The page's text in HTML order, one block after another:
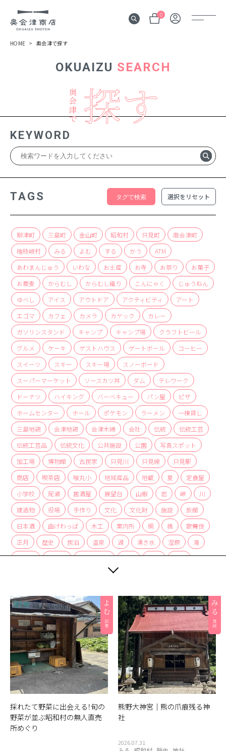
0
伝言板
みる
よむ
記事
する
体験
かう
商品
検索
ABOUT
相談窓口
アクセス
お問い合わせ
OKUAIZU SEARCH
HOME 奥会津で探す
KEYWORD
TAGS 選択をリセット
柳津町 三島町 金山町 昭和村 只見町
南会津町
檜枝岐村
みる よむ する かう
ATM
あわまんじゅう
いわな お土産 お寺 お祭り
お菓子
お蕎麦
からむし からむし織り こんにゃく
じゅうねん
ゆべし
アイス アウトドア アクティビティ
アート
エゴマ
カフェ カメラ カヤック
カレー
ガソリンスタンド
キャンプ キャンプ場
クラフトビール
グルメ
ケーキ ゲストハウス ゲートボール
コーヒー
スイーツ
スキー スキー場
スノーボード
スーパーマーケット
ソースカツ丼 ダム
テレワーク
ドーナツ
ハイキング バーベキュー パン屋
ピザ
ホームセンター
ホール ポケモン ラーメン
一棟貸し
三島地鶏
会津地鶏 会津木綿 会社 伝統
伝統工芸
伝統工芸品
伝統文化 公共施設 公園
写真スポット
加工場
博物館 古民家 只見川 只見線
只見駅
商店
喫茶店 喰丸小 地域産品 地蔵 夏
定食屋
小学校
尾瀬 居酒屋 展望台 山椒 岩 峠
川
建造物
役場 手作り 文化 文化財 施設
旅館
日本酒
曲げわっぱ 木工 案内所 桐 橋
歌舞伎
正月
歴史 民泊 温泉 湖 湧き水 湿原
滝
炭酸水
炭酸泉 無人販売所 着物 神社
紅茶
編み組み細工
観光案内所
観光物産協会 豆腐 赤カボチャ
足湯
道の駅
郵便局 重要文化財 野菜 釣り
銀行
集落
雑貨 霧幻峡 霧幻峡の渡し 風景
食堂
飲食店
餅
採れたて野菜に出会える！旬の
野菜が並ぶ昭和村の無人直売
所めぐり
熊野大神宮｜熊の爪痕残る神
社
2026.07.31